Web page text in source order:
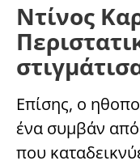
Ντίνος
Επίσης, ο
ένα συμβάν από
που